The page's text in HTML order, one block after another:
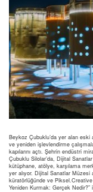
Beykoz Çubuklu’da yer alan eski
ve yeniden işlevlendirme
kapılarını açtı. Şehrin endüstri
Çubuklu Silolar’da, Dijital
kütüphane, atölye, karşılama
yer alıyor. Dijital Sanatlar Müzesi
küratörlüğünde ve
Yeniden Kurmak: Gerçek Nedir?”